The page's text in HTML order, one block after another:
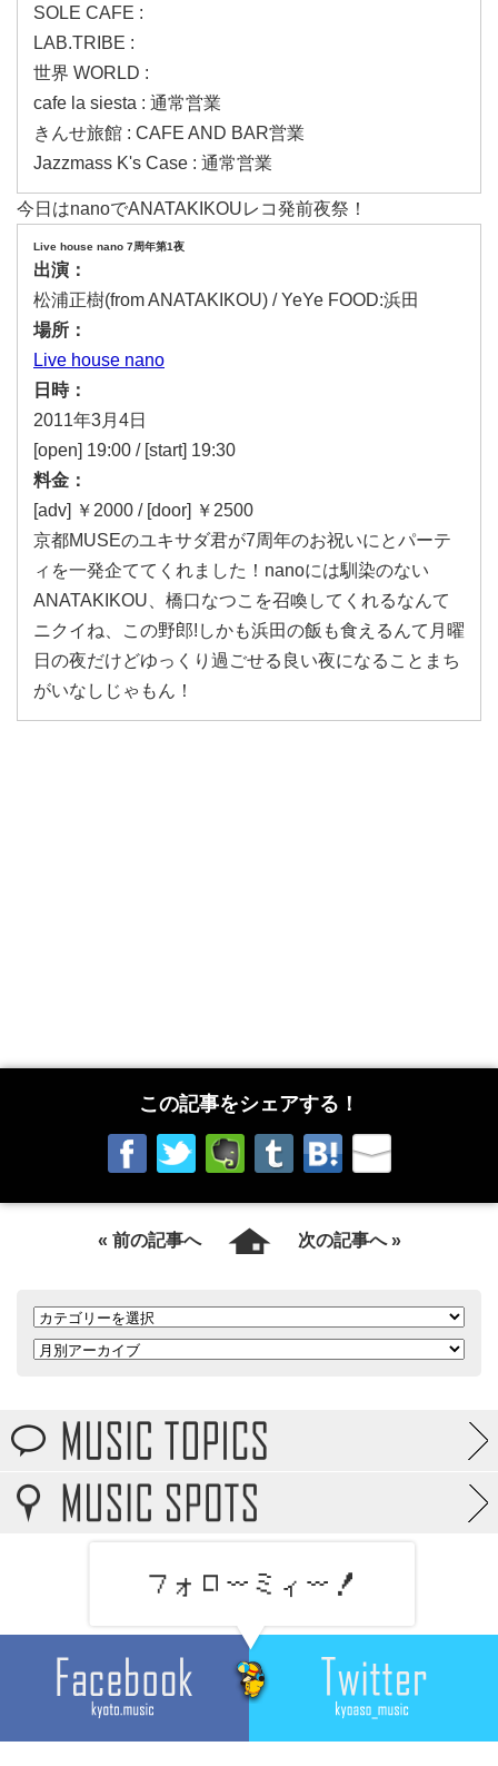
SOLE CAFE :
LAB.TRIBE :
世界 WORLD :
cafe la siesta : 通常営業
きんせ旅館 : CAFE AND BAR営業
Jazzmass K's Case : 通常営業
今日はnanoでANATAKIKOUレコ発前夜祭！
Live house nano 7周年第1夜
出演：
松浦正樹(from ANATAKIKOU) / YeYe FOOD:浜田
場所：
Live house nano
日時：
2011年3月4日
[open] 19:00 / [start] 19:30
料金：
[adv] ￥2000 / [door] ￥2500
京都MUSEのユキサダ君が7周年のお祝いにとパーテ
ィを一発企ててくれました！nanoには馴染のない
ANATAKIKOU、橋口なつこを召喚してくれるなんて
ニクイね、この野郎!しかも浜田の飯も食えるんて月曜
日の夜だけどゆっくり過ごせる良い夜になることまち
がいなしじゃもん！
この記事をシェアする！
« 前の記事へ 次の記事へ »